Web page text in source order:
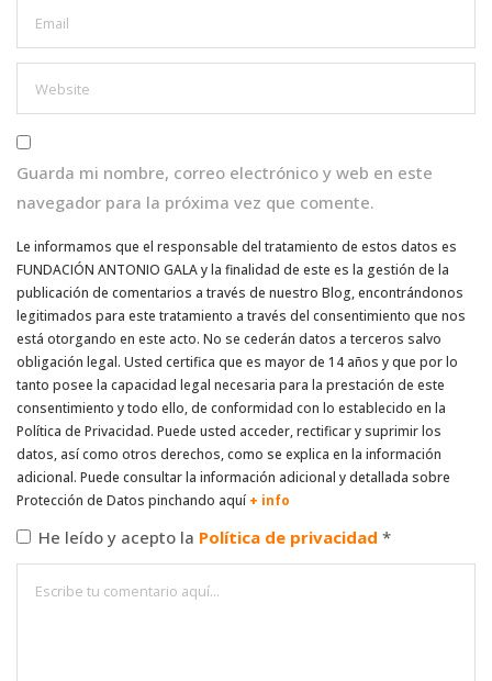
Guarda mi nombre, correo electrónico y web en este
navegador para la próxima vez que comente.
Le informamos que el responsable del tratamiento de estos datos es
FUNDACIÓN ANTONIO GALA y la finalidad de este es la gestión de la
publicación de comentarios a través de nuestro Blog, encontrándonos
legitimados para este tratamiento a través del consentimiento que nos
está otorgando en este acto. No se cederán datos a terceros salvo
obligación legal. Usted certifica que es mayor de 14 años y que por lo
tanto posee la capacidad legal necesaria para la prestación de este
consentimiento y todo ello, de conformidad con lo establecido en la
Política de Privacidad. Puede usted acceder, rectificar y suprimir los
datos, así como otros derechos, como se explica en la información
adicional. Puede consultar la información adicional y detallada sobre
Protección de Datos pinchando aquí + info
He leído y acepto la Política de privacidad *